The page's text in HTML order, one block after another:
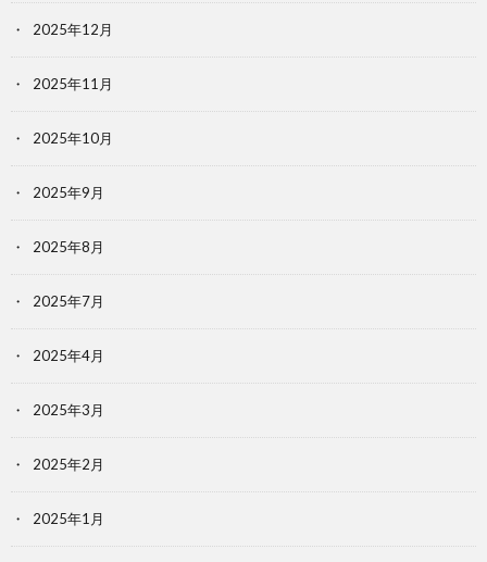
2025年12月
2025年11月
2025年10月
2025年9月
2025年8月
2025年7月
2025年4月
2025年3月
2025年2月
2025年1月